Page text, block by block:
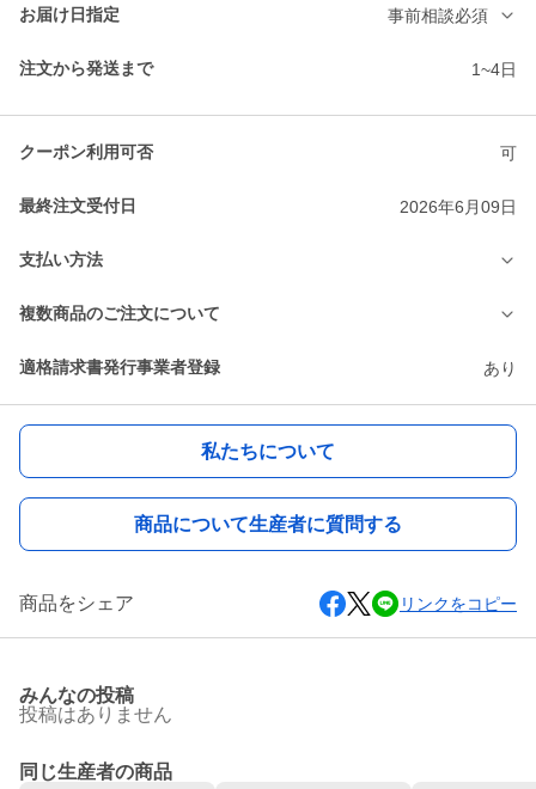
お届け日指定 事前相談必須
注文から発送まで 1~4日
クーポン利用可否 可
最終注文受付日 2026年6月09日
支払い方法
複数商品のご注文について
適格請求書発行事業者登録 あり
私たちについて
商品について生産者に質問する
商品をシェア リンクをコピー
みんなの投稿
投稿はありません
同じ生産者の商品